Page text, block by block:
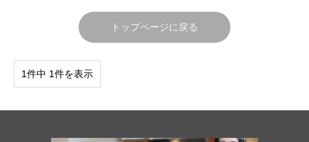
トップページに戻る
1件中 1件を表示